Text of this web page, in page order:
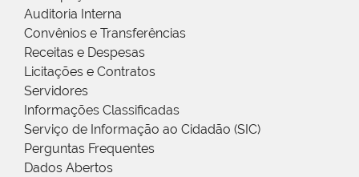
Auditoria Interna
Convênios e Transferências
Receitas e Despesas
Licitações e Contratos
Servidores
Informações Classificadas
Serviço de Informação ao Cidadão (SIC)
Perguntas Frequentes
Dados Abertos